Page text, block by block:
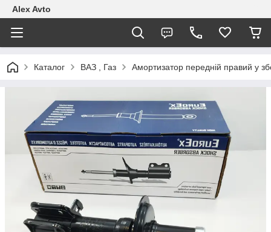
Alex Avto
Каталог ВАЗ , Газ Амортизатор передній правий у